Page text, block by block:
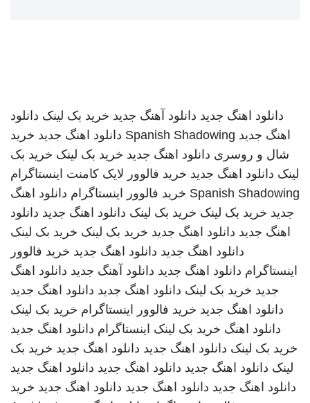
دانلود اهنگ جدید دانلود آهنگ جدید خرید بک لینک دانلود
اهنگ جدید Spanish Shadowing دانلود اهنگ جدید خرید
شال و روسری دانلود اهنگ جدید خرید بک لینک خرید بک
لینک دانلود اهنگ جدید خرید فالوور لایک کامنت اینستاگرام
Spanish Shadowing خرید فالوور اینستاگرام دانلود اهنگ
جدید خرید بک لینک خرید بک لینک دانلود اهنگ جدید دانلود
اهنگ جدید دانلود اهنگ جدید خرید بک لینک خرید بک لینک
دانلود اهنگ جدید دانلود اهنگ جدید خرید فالوور
اینستاگرام دانلود اهنگ جدید دانلود آهنگ جدید دانلود اهنگ
جدید خرید بک لینک دانلود اهنگ جدید دانلود اهنگ جدید
دانلود اهنگ جدید خرید فالوور اینستاگرام خرید بک لینک
دانلود اهنگ خرید بک لینک اینستاگرام دانلود اهنگ جدید
خرید بک لینک دانلود اهنگ جدید دانلود اهنگ جدید خرید بک
لینک دانلود اهنگ جدید دانلود اهنگ جدید دانلود اهنگ جدید
دانلود اهنگ جدید دانلود اهنگ جدید دانلود اهنگ جدید خرید